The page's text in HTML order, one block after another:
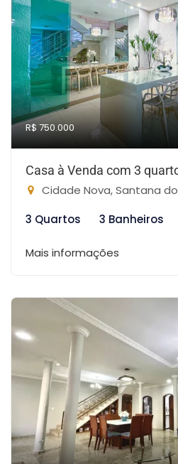
R$ 750.000
Casa à Venda com 3
Cidade Nova, Santana
3 Quartos
3 Banheiros
Mais informações